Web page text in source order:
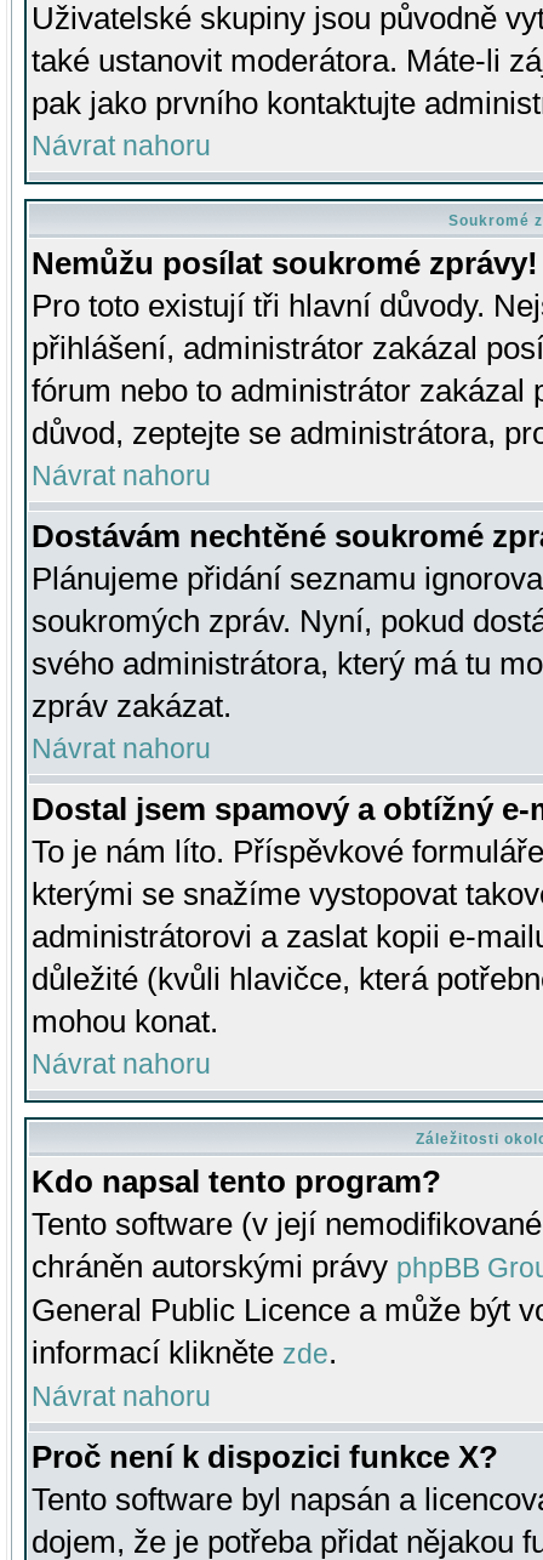
Uživatelské skupiny jsou původně
také ustanovit moderátora. Máte-li
pak jako prvního kontaktujte
Návrat nahoru
Soukromé
Nemůžu posílat soukromé zprávy!
Pro toto existují tři hlavní důvody.
přihlášení, administrátor zakázal
fórum nebo to administrátor zakázal
důvod, zeptejte se administrátora,
Návrat nahoru
Dostávám nechtěné soukromé
Plánujeme přidání seznamu
soukromých zpráv. Nyní, pokud
svého administrátora, který má tu
zpráv zakázat.
Návrat nahoru
Dostal jsem spamový a obtížný
To je nám líto. Příspěvkové
kterými se snažíme vystopovat
administrátorovi a zaslat kopii e-
důležité (kvůli hlavičce, která
mohou konat.
Návrat nahoru
Záležitosti
Kdo napsal tento program?
Tento software (v její
chráněn autorskými právy phpBB
General Public Licence a může být
informací klikněte zde.
Návrat nahoru
Proč není k dispozici funkce X?
Tento software byl napsán a
dojem, že je potřeba přidat nějakou